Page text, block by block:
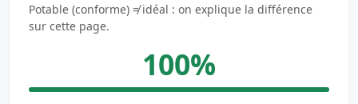
Potable (conforme) ≠ idéal : on explique la différence
sur cette page.
100%